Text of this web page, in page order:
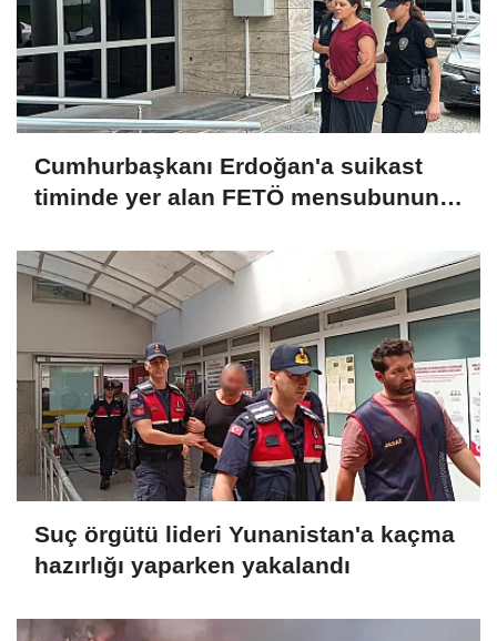
Cumhurbaşkanı Erdoğan'a suikast
timinde yer alan FETÖ mensubunun
Suç örgütü lideri Yunanistan'a kaçma
hazırlığı yaparken yakalandı